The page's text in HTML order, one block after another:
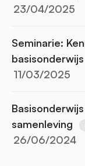
23/04/2025
Seminarie:
11/03/2025
samenleving
26/06/2024